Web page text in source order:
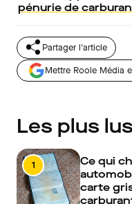
pénurie de
Partager l'article
Mettre Roole Média
Les plus
1
Ce qui
carte